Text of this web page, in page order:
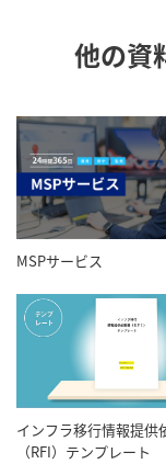
他の資
MSPサービス
インフラ移行情報提供
（RFI）テンプレート